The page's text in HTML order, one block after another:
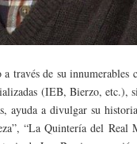
través de su innumerables
(IEB, Bierzo, etc.),
ayuda a divulgar su
“La Quintería del Real